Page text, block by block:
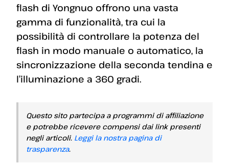
flash di Yongnuo offrono una vasta
gamma di funzionalità, tra cui la
possibilità di controllare la potenza del
flash in modo manuale o automatico, la
sincronizzazione della seconda tendina e
l’illuminazione a 360 gradi.
Questo sito partecipa a programmi di affiliazione
e potrebbe ricevere compensi dai link presenti
negli articoli. Leggi la nostra pagina di
trasparenza.